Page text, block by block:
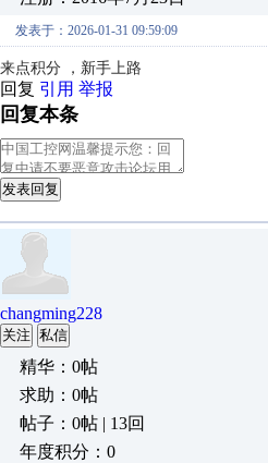
发表于：2026-01-31 09:59:09
来点积分 ，新手上路
回复 引用 举报
回复本条
发表回复
changming228
关注 私信
精华：0帖
求助：0帖
帖子：0帖 | 13回
年度积分：0